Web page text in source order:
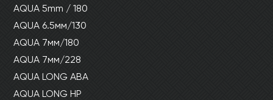
AQUA 5mm / 180
AQUA 6.5мм/130
AQUA 7мм/180
AQUA 7мм/228
AQUA LONG ABA
AQUA LONG HP